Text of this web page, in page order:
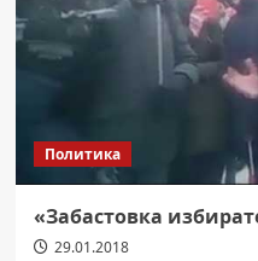
Политика
«Забастовка
29.01.2018